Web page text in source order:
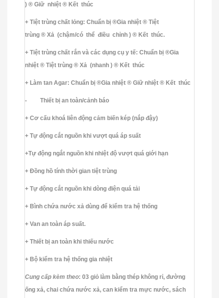
) ® Giữ nhiệt ® Kết thúc
+ Tiệt trùng chất lỏng: Chuẩn bị ®Gia nhiệt ® Tiệt
trùng ® Xả (chậm/có thể điều chỉnh ) ® Kết thúc.
+ Tiệt trùng chất rắn và các dụng cụ y tế: Chuẩn bị ®Gia
nhiệt ® Tiệt trùng ® Xả (nhanh ) ® Kết thúc
+ Làm tan Agar: Chuẩn bị ®Gia nhiệt ® Giữ nhiệt ® Kết thúc
- Thiết bị an toàn/cảnh báo
+ Cơ cấu khoá liên động cảm biến kép (nắp đậy)
+ Tự động cắt nguồn khi vượt quá áp suất
+Tự động ngắt nguồn khi nhiệt độ vượt quá giới hạn
+ Đồng hồ tính thời gian tiệt trùng
+ Tự động cắt nguồn khi dòng điện quá tải
+ Bình chứa nước xả dùng để kiểm tra hệ thống
+ Van an toàn áp suất.
+ Thiết bị an toàn khi thiếu nước
+ Bộ kiểm tra hệ thống gia nhiệt
Cung cấp kèm theo: 03 giỏ làm bằng thép không rỉ, đường
ống xả, chai chứa nước xả, can kiểm tra mực nước, sách